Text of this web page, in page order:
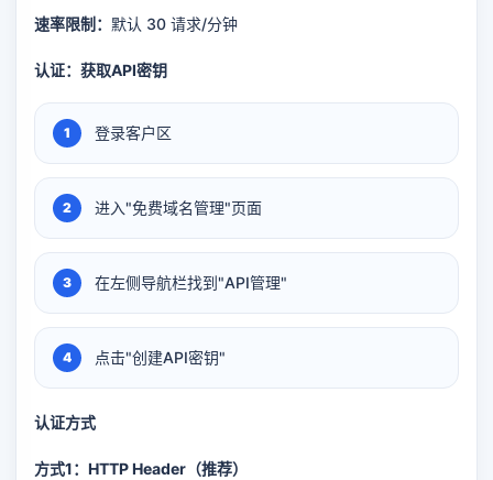
速率限制： 默认 30 请求/分钟
认证： 获取API密钥
登录客户区
进入"免费域名管理"页面
在左侧导航栏找到"API管理"
点击"创建API密钥"
认证方式
方式1：HTTP Header（推荐）